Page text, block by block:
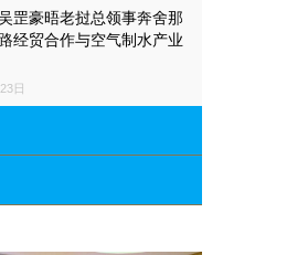
罡豪晤老挝总领事奔舍那
经贸合作与空气制水产业
日
贸合作与空气制水产业发
日泉鼎豐深圳總部及國際標